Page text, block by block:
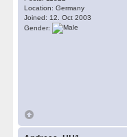
Location: Germany
Joined: 12. Oct 2003
Gender: